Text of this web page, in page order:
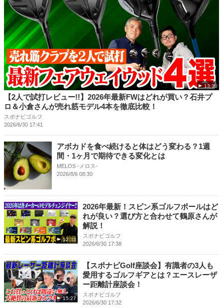
13:30
【2人で試打レビュー!!】2026年最新FWはどれが買い？石井プ
ロ＆小倉さんが売れ筋モデル4本を徹底比較！
スポナビゴルフ
2026/6/30 17:41
アボカドを食べ続けると体はどう変わる？1週
間・1ヶ月で期待できる変化とは
MELOS -メロス-
2026/8/6 08:30
12:33
2026年最新！スピン系ゴルフボールはど
れが良い？選び方と合わせて鶴原さんが
解説！
スポナビゴルフ
2026/6/30 17:38
15:27
【スポナビGolf座談会】有識者の3人も
愛用するゴルフギアとは？エースレーザ
ー距離計座談会！
スポナビゴルフ
2026/6/30 17:32